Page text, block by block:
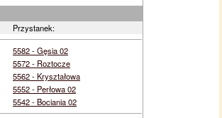
Przystanek:
5582 - Gęsia 02
5572 - Roztocze
5562 - Kryształowa
5552 - Perłowa 02
5542 - Bociania 02